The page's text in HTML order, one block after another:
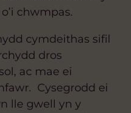
chwmpas.
cymdeithas sifil
dros
ac mae ei
Cysegrodd ei
lle gwell yn y